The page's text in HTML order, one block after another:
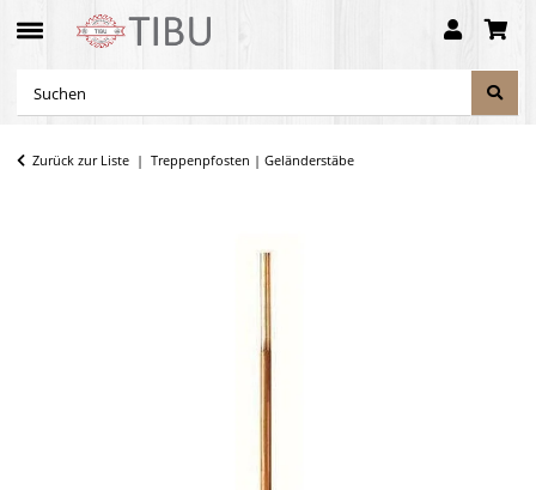
Zurück zur Liste Treppenpfosten | Geländerstäbe